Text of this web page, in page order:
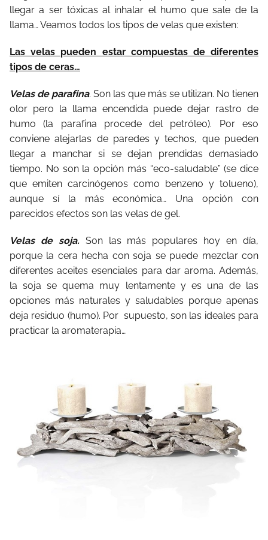
llegar a ser tóxicas al inhalar el humo que sale de la
llama… Veamos todos los tipos de velas que existen:
Las velas pueden estar compuestas de diferentes
tipos de ceras…
Velas de parafina. Son las que más se utilizan. No tienen
olor pero la llama encendida puede dejar rastro de
humo (la parafina procede del petróleo). Por eso
conviene alejarlas de paredes y techos, que pueden
llegar a manchar si se dejan prendidas demasiado
tiempo. No son la opción más “eco-saludable” (se dice
que emiten carcinógenos como benzeno y tolueno),
aunque sí la más económica… Una opción con
parecidos efectos son las velas de gel.
Velas de soja. Son las más populares hoy en día,
porque la cera hecha con soja se puede mezclar con
diferentes aceites esenciales para dar aroma. Además,
la soja se quema muy lentamente y es una de las
opciones más naturales y saludables porque apenas
deja residuo (humo). Por supuesto, son las ideales para
practicar la aromaterapia…